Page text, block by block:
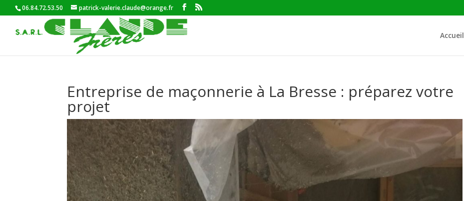
06.84.72.53.50 patrick-valerie.claude@orange.fr
Accueil
Entreprise de maçonnerie à La Bresse : préparez votre
projet